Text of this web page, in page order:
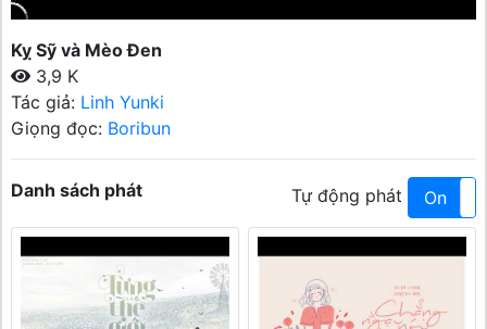
Kỵ Sỹ và Mèo Đen
3,9 K
Tác giả: Linh Yunki
Giọng đọc: Boribun
Danh sách phát Tự động phát On